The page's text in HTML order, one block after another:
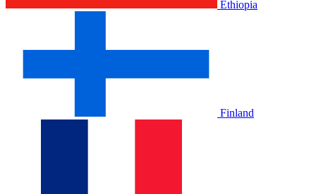
Ethiopia
Finland